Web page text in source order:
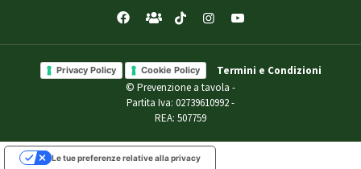
Privacy Policy Cookie Policy
Termini e Condizioni
© Prevenzione a tavola -
Partita Iva: 02739610992 -
REA: 507759
Le tue preferenze relative alla privacy